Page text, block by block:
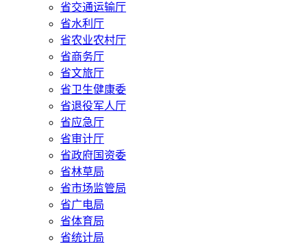
省交通运输厅
省水利厅
省农业农村厅
省商务厅
省文旅厅
省卫生健康委
省退役军人厅
省应急厅
省审计厅
省政府国资委
省林草局
省市场监管局
省广电局
省体育局
省统计局